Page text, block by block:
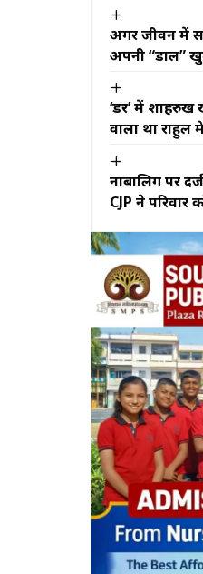
अगर जीवन में
अपनी “डाल”
‘डर’ में
वाला था राहुल
नाबालिग पर
CJP ने